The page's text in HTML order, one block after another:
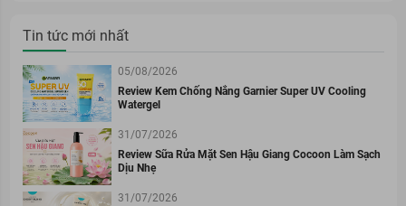
Tin tức mới nhất
05/08/2026
Review Kem Chống Nắng Garnier Super UV Cooling
Watergel
31/07/2026
Review Sữa Rửa Mặt Sen Hậu Giang Cocoon Làm Sạch
Dịu Nhẹ
31/07/2026